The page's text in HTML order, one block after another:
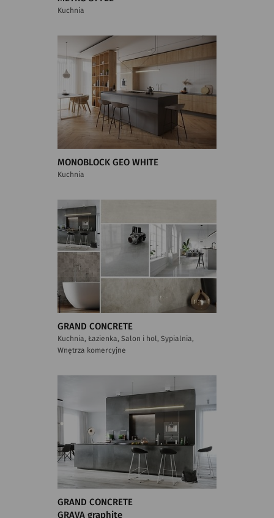
Kuchnia
MONOBLOCK GEO WHITE
Kuchnia
GRAND CONCRETE
Kuchnia, Łazienka, Salon i hol, Sypialnia,
Wnętrza komercyjne
GRAND CONCRETE
GRAVA graphite